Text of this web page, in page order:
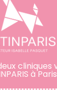
cliniques
à Paris